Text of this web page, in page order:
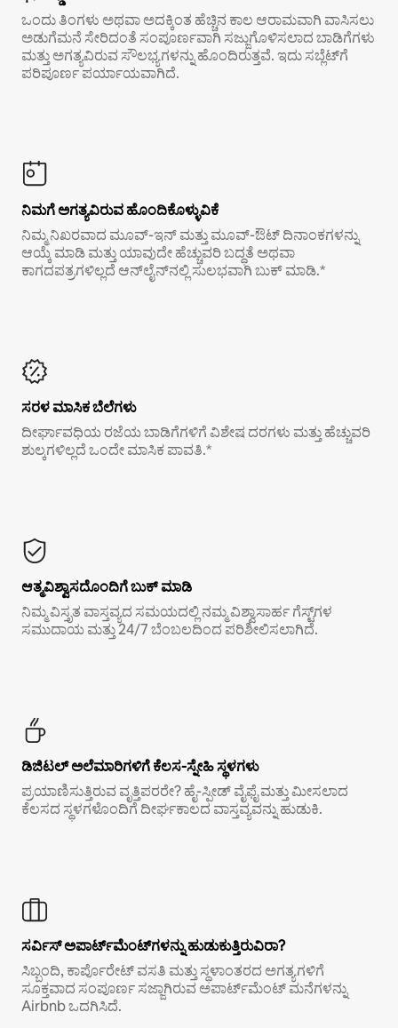
ಒಂದು ತಿಂಗಳು ಅಥವಾ ಅದಕ್ಕಿಂತ ಹೆಚ್ಚಿನ ಕಾಲ ಆರಾಮವಾಗಿ ವಾಸಿಸಲು
ಅಡುಗೆಮನೆ ಸೇರಿದಂತೆ ಸಂಪೂರ್ಣವಾಗಿ ಸಜ್ಜುಗೊಳಿಸಲಾದ ಬಾಡಿಗೆಗಳು
ಮತ್ತು ಅಗತ್ಯವಿರುವ ಸೌಲಭ್ಯಗಳನ್ನು ಹೊಂದಿರುತ್ತವೆ. ಇದು ಸಬ್ಲೆಟ್‌ಗೆ
ಪರಿಪೂರ್ಣ ಪರ್ಯಾಯವಾಗಿದೆ.
ನಿಮಗೆ ಅಗತ್ಯವಿರುವ ಹೊಂದಿಕೊಳ್ಳುವಿಕೆ
ನಿಮ್ಮ ನಿಖರವಾದ ಮೂವ್-ಇನ್ ಮತ್ತು ಮೂವ್-ಔಟ್ ದಿನಾಂಕಗಳನ್ನು
ಆಯ್ಕೆ ಮಾಡಿ ಮತ್ತು ಯಾವುದೇ ಹೆಚ್ಚುವರಿ ಬದ್ಧತೆ ಅಥವಾ
ಕಾಗದಪತ್ರಗಳಿಲ್ಲದೆ ಆನ್‌ಲೈನ್‌ನಲ್ಲಿ ಸುಲಭವಾಗಿ ಬುಕ್ ಮಾಡಿ.*
ಸರಳ ಮಾಸಿಕ ಬೆಲೆಗಳು
ದೀರ್ಘಾವಧಿಯ ರಜೆಯ ಬಾಡಿಗೆಗಳಿಗೆ ವಿಶೇಷ ದರಗಳು ಮತ್ತು ಹೆಚ್ಚುವರಿ
ಶುಲ್ಕಗಳಿಲ್ಲದೆ ಒಂದೇ ಮಾಸಿಕ ಪಾವತಿ.*
ಆತ್ಮವಿಶ್ವಾಸದೊಂದಿಗೆ ಬುಕ್ ಮಾಡಿ
ನಿಮ್ಮ ವಿಸ್ತೃತ ವಾಸ್ತವ್ಯದ ಸಮಯದಲ್ಲಿ ನಮ್ಮ ವಿಶ್ವಾಸಾರ್ಹ ಗೆಸ್ಟ್‌ಗಳ
ಸಮುದಾಯ ಮತ್ತು 24/7 ಬೆಂಬಲದಿಂದ ಪರಿಶೀಲಿಸಲಾಗಿದೆ.
ಡಿಜಿಟಲ್ ಅಲೆಮಾರಿಗಳಿಗೆ ಕೆಲಸ-ಸ್ನೇಹಿ ಸ್ಥಳಗಳು
ಪ್ರಯಾಣಿಸುತ್ತಿರುವ ವೃತ್ತಿಪರರೇ? ಹೈ-ಸ್ಪೀಡ್ ವೈಫೈ ಮತ್ತು ಮೀಸಲಾದ
ಕೆಲಸದ ಸ್ಥಳಗಳೊಂದಿಗೆ ದೀರ್ಘಕಾಲದ ವಾಸ್ತವ್ಯವನ್ನು ಹುಡುಕಿ.
ಸರ್ವಿಸ್ ಅಪಾರ್ಟ್‌ಮೆಂಟ್‌ಗಳನ್ನು ಹುಡುಕುತ್ತಿರುವಿರಾ?
ಸಿಬ್ಬಂದಿ, ಕಾರ್ಪೊರೇಟ್ ವಸತಿ ಮತ್ತು ಸ್ಥಳಾಂತರದ ಅಗತ್ಯಗಳಿಗೆ
ಸೂಕ್ತವಾದ ಸಂಪೂರ್ಣ ಸಜ್ಜಾಗಿರುವ ಅಪಾರ್ಟ್‌ಮೆಂಟ್ ಮನೆಗಳನ್ನು
Airbnb ಒದಗಿಸಿದೆ.